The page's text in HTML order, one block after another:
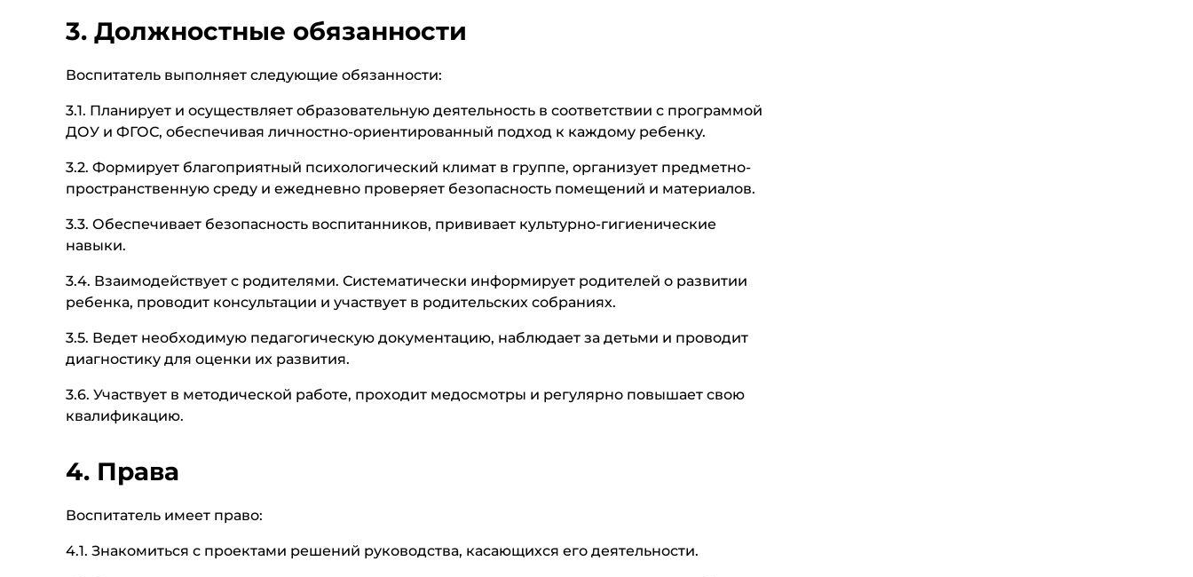
3. Должностные обязанности
Воспитатель выполняет следующие обязанности:
3.1. Планирует и осуществляет образовательную деятельность в соответствии с программой
ДОУ и ФГОС, обеспечивая личностно-ориентированный подход к каждому ребенку.
3.2. Формирует благоприятный психологический климат в группе, организует предметно-
пространственную среду и ежедневно проверяет безопасность помещений и материалов.
3.3. Обеспечивает безопасность воспитанников, прививает культурно-гигиенические
навыки.
3.4. Взаимодействует с родителями. Систематически информирует родителей о развитии
ребенка, проводит консультации и участвует в родительских собраниях.
3.5. Ведет необходимую педагогическую документацию, наблюдает за детьми и проводит
диагностику для оценки их развития.
3.6. Участвует в методической работе, проходит медосмотры и регулярно повышает свою
квалификацию.
4. Права
Воспитатель имеет право:
4.1. Знакомиться с проектами решений руководства, касающихся его деятельности.